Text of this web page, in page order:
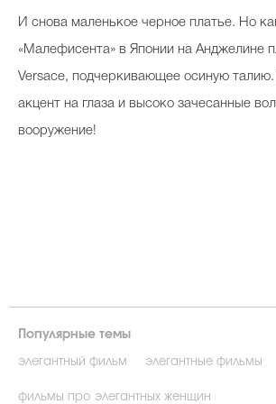
И снова маленькое черное платье. Но
«Малефисента» в Японии на Анджелине
Versace, подчеркивающее осиную
акцент на глаза и высоко зачесанные
вооружение!
Популярные темы
элегантный фильм элегантные фильмы
фильмы про элегантных женщин